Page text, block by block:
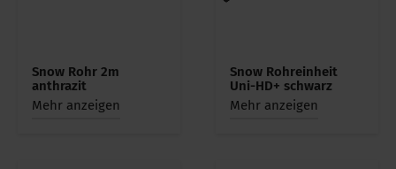
Snow Rohr 2m
anthrazit
Mehr anzeigen
Snow Rohreinheit
Uni-HD+ schwarz
Mehr anzeigen